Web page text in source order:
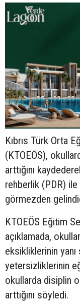
Kıbrıs Türk Orta
(KTOEÖS),
arttığını
rehberlik (PDR)
görmezden
KTOEÖS Eğitim
açıklamada,
eksikliklerinin yanı
yetersizliklerinin
okullarda disiplin
arttığını söyledi.